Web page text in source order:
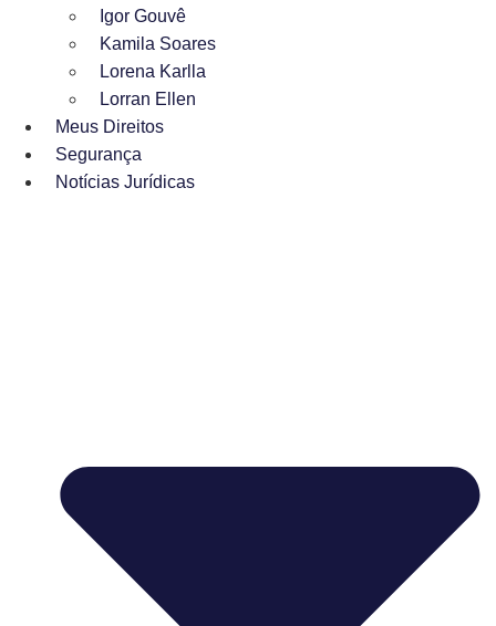
Igor Gouvê
Kamila Soares
Lorena Karlla
Lorran Ellen
Meus Direitos
Segurança
Notícias Jurídicas